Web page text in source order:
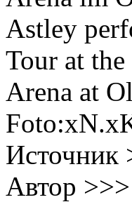
Astley
Tour at
Arena at
Источник
Автор